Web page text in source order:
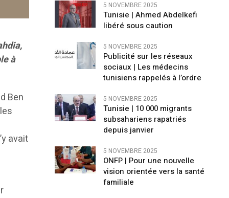
à
Ben
avait
5 NOVEMBRE 2025
Tunisie | Ahmed Abdelkefi
libéré sous caution
5 NOVEMBRE 2025
Publicité sur les réseaux
sociaux | Les médecins
tunisiens rappelés à l’ordre
5 NOVEMBRE 2025
Tunisie | 10 000 migrants
subsahariens rapatriés
depuis janvier
5 NOVEMBRE 2025
ONFP | Pour une nouvelle
vision orientée vers la santé
familiale